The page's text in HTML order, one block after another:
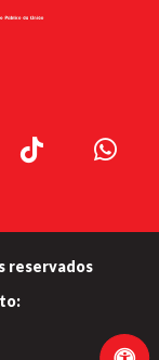
TikTok
reservados